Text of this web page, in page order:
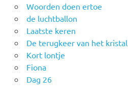
Woorden doen ertoe
de luchtballon
Laatste keren
De terugkeer van het kristal
Kort lontje
Fiona
Dag 26